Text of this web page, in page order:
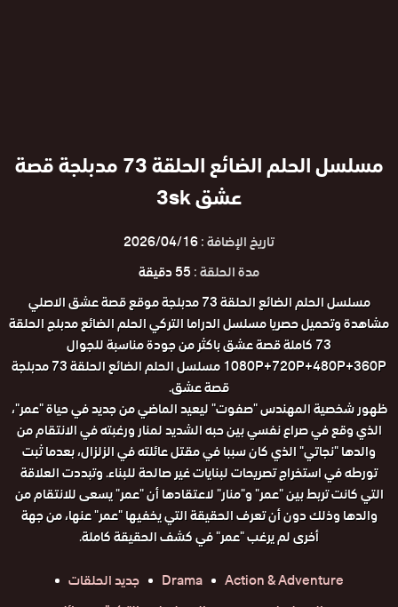
مسلسل الحلم الضائع الحلقة 73 مدبلجة قصة
عشق 3sk
تاريخ الإضافة :2026/04/16
مدة الحلقة :55 دقيقة
مسلسل الحلم الضائع الحلقة 73 مدبلجة موقع قصة عشق الاصلي
مشاهدة وتحميل حصريا مسلسل الدراما التركي الحلم الضائع مدبلج الحلقة
73 كاملة قصة عشق باكثر من جودة مناسبة للجوال
1080P+720P+480P+360P مسلسل الحلم الضائع الحلقة 73 مدبلجة
قصة عشق.
ظهور شخصية المهندس "صفوت" ليعيد الماضي من جديد في حياة "عمر"،
الذي وقع في صراع نفسي بين حبه الشديد لمنار ورغبته في الانتقام من
والدها "نجاتي" الذي كان سببا في مقتل عائلته في الزلزال، بعدما ثبت
تورطه في استخراج تصريحات لبنايات غير صالحة للبناء. وتبددت العلاقة
التي كانت تربط بين "عمر" و"منار" لاعتقادها أن "عمر" يسعى للانتقام من
والدها وذلك دون أن تعرف الحقيقة التي يخفيها "عمر" عنها، من جهة
أخرى لم يرغب "عمر" في كشف الحقيقة كاملة.
Action & Adventure
Drama
جديد الحلقات